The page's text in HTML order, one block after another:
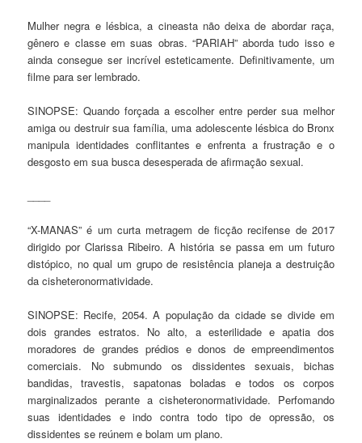
Mulher negra e lésbica, a cineasta não deixa de abordar raça,
gênero e classe em suas obras. “PARIAH” aborda tudo isso e
ainda consegue ser incrível esteticamente. Definitivamente, um
filme para ser lembrado.
SINOPSE: Quando forçada a escolher entre perder sua melhor
amiga ou destruir sua família, uma adolescente lésbica do Bronx
manipula identidades conflitantes e enfrenta a frustração e o
desgosto em sua busca desesperada de afirmação sexual.
“X-MANAS” é um curta metragem de ficção recifense de 2017
dirigido por Clarissa Ribeiro. A história se passa em um futuro
distópico, no qual um grupo de resistência planeja a destruição
da cisheteronormatividade.
SINOPSE: Recife, 2054. A população da cidade se divide em
dois grandes estratos. No alto, a esterilidade e apatia dos
moradores de grandes prédios e donos de empreendimentos
comerciais. No submundo os dissidentes sexuais, bichas
bandidas, travestis, sapatonas boladas e todos os corpos
marginalizados perante a cisheteronormatividade. Perfomando
suas identidades e indo contra todo tipo de opressão, os
dissidentes se reúnem e bolam um plano.